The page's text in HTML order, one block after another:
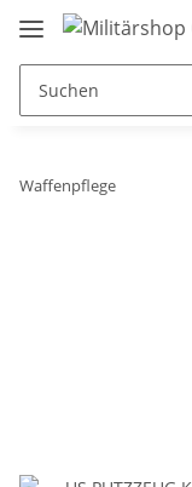
Waffenpflege